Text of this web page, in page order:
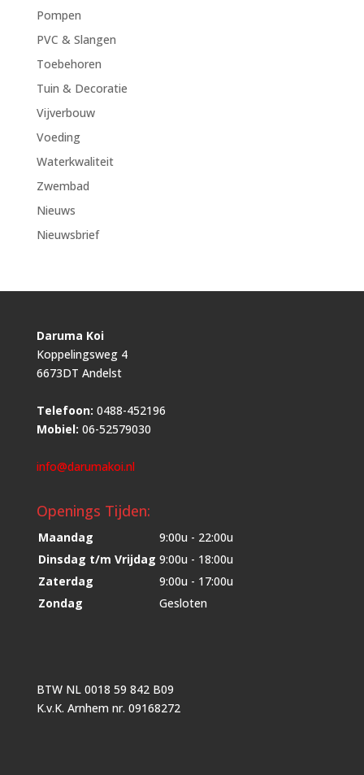
Pompen
PVC & Slangen
Toebehoren
Tuin & Decoratie
Vijverbouw
Voeding
Waterkwaliteit
Zwembad
Nieuws
Nieuwsbrief
Daruma Koi
Koppelingsweg 4
6673DT Andelst
Telefoon: 0488-452196
Mobiel: 06-52579030
info@darumakoi.nl
Openings Tijden:
Maandag
9:00u - 22:00u
Dinsdag t/m Vrijdag 9:00u - 18:00u
Zaterdag
9:00u - 17:00u
Zondag
Gesloten
BTW NL 0018 59 842 B09
K.v.K. Arnhem nr. 09168272